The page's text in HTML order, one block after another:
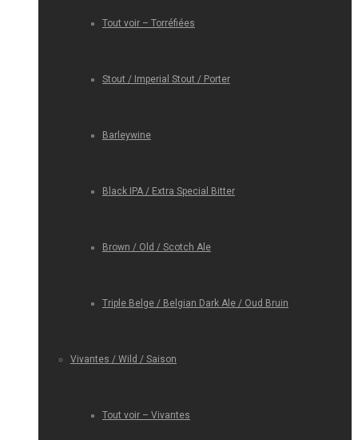
Tout voir – Torréfiées
Stout / Imperial Stout / Porter
Barleywine
Black IPA / Extra Special Bitter
Brown / Old / Scotch Ale
Triple Belge / Belgian Dark Ale / Oud Bruin
Vivantes / Wild / Saison
Tout voir – Vivantes